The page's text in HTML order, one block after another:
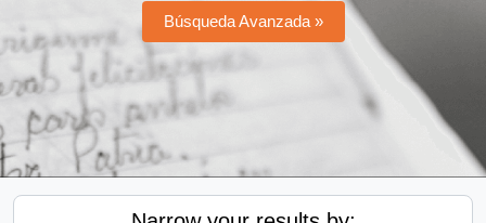
Búsqueda Avanzada »